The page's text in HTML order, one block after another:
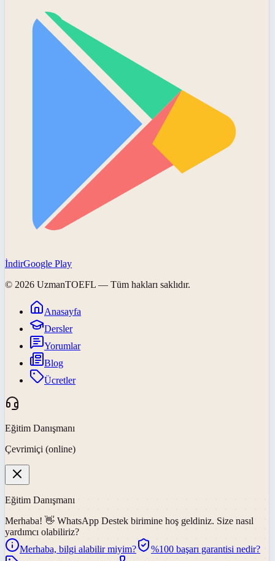
İndirGoogle Play
© 2026 UzmanTOEFL — Tüm hakları saklıdır.
Anasayfa
Dersler
Yorumlar
Blog
Ücretler
Eğitim Danışmanı
Çevrimiçi (online)
Eğitim Danışmanı
Merhaba! 👋 WhatsApp Destek birimine hoş geldiniz. Size nasıl
yardımcı olabiliriz?
Merhaba, bilgi alabilir miyim?
%100 başarı garantisi nedir?